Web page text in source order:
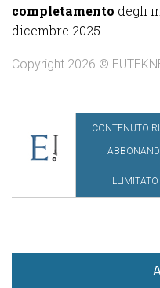
completamento degli
dicembre 2025 ...
Copyright 2026 ©
CONTENUTO